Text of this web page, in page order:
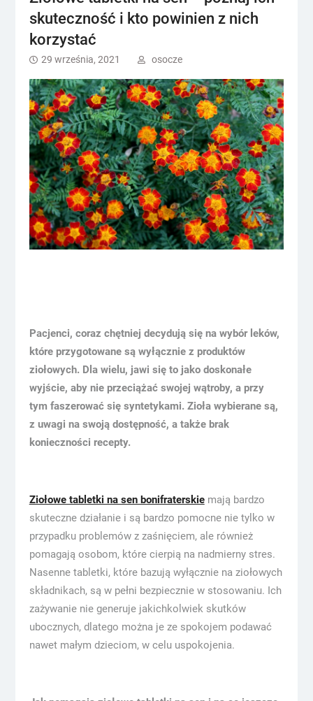
skuteczność i kto powinien z nich
korzystać
29 września, 2021 osocze
Pacjenci, coraz chętniej decydują się na wybór leków,
które przygotowane są wyłącznie z produktów
ziołowych. Dla wielu, jawi się to jako doskonałe
wyjście, aby nie przeciążać swojej wątroby, a przy
tym faszerować się syntetykami. Zioła wybierane są,
z uwagi na swoją dostępność, a także brak
konieczności recepty.
Ziołowe tabletki na sen bonifraterskiemają bardzo
skuteczne działanie i są bardzo pomocne nie tylko w
przypadku problemów z zaśnięciem, ale również
pomagają osobom, które cierpią na nadmierny stres.
Nasenne tabletki, które bazują wyłącznie na ziołowych
składnikach, są w pełni bezpiecznie w stosowaniu. Ich
zażywanie nie generuje jakichkolwiek skutków
ubocznych, dlatego można je ze spokojem podawać
nawet małym dzieciom, w celu uspokojenia.